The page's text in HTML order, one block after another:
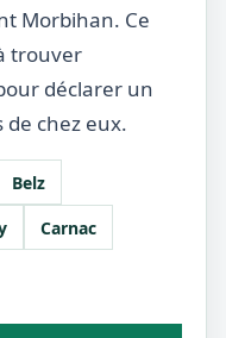
Morbihan. Ce
trouver
déclarer un
chez eux.
Belz
Carnac